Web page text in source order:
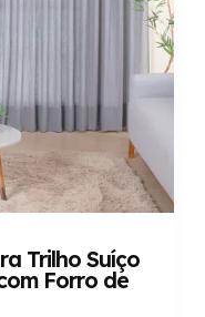
Trilho Suíço
Forro de